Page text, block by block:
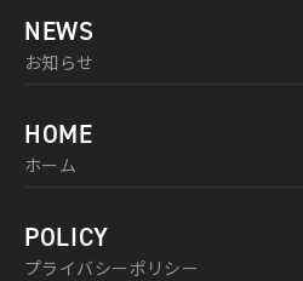
NEWS
お知らせ
HOME
ホーム
POLICY
プライバシーポリシー